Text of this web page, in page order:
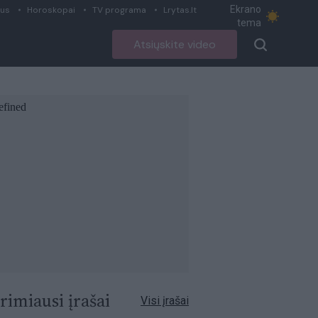
Horoskopai TV programa Lrytas.lt
Ekrano
tema
Atsiųskite video
įrašai Visi įrašai